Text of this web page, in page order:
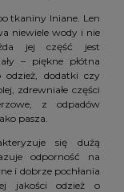
tkaniny lniane. Len
niewiele wody i nie
jej część jest
– piękne płótna
odzież, dodatki czy
zdrewniałe części
z odpadów
pasza.
się dużą
odporność na
i dobrze pochłania
jakości odzież o